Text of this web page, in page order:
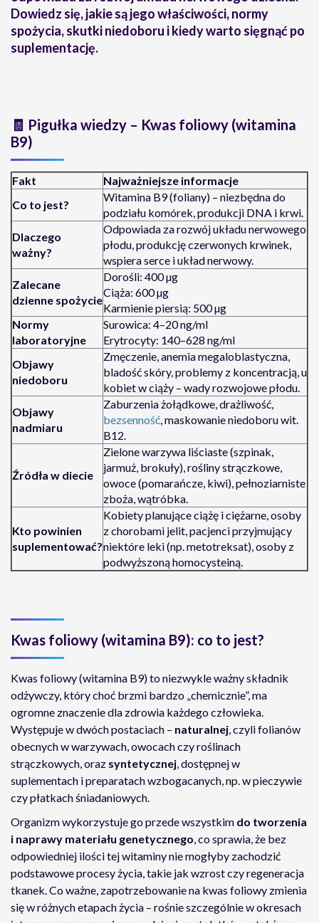
Dowiedz się, jakie są jego właściwości, normy
spożycia, skutki niedoboru i kiedy warto sięgnąć po
suplementację.
🧾 Pigułka wiedzy – Kwas foliowy (witamina
B9)
Fakt
Najważniejsze informacje
Co to jest?
Witamina B9 (foliany) – niezbędna do
podziału komórek, produkcji DNA i krwi.
Dlaczego
ważny?
Odpowiada za rozwój układu nerwowego
płodu, produkcję czerwonych krwinek,
wspiera serce i układ nerwowy.
Zalecane
dzienne spożycie
Dorośli: 400 µg
Ciąża: 600 µg
Karmienie piersią: 500 µg
Normy
laboratoryjne
Surowica: 4–20 ng/ml
Erytrocyty: 140–628 ng/ml
Objawy
niedoboru
Zmęczenie, anemia megaloblastyczna,
bladość skóry, problemy z koncentracją, u
kobiet w ciąży – wady rozwojowe płodu.
Objawy
nadmiaru
Zaburzenia żołądkowe, drażliwość,
bezsenność, maskowanie niedoboru wit.
B12.
Źródła w diecie
Zielone warzywa liściaste (szpinak,
jarmuż, brokuły), rośliny strączkowe,
owoce (pomarańcze, kiwi), pełnoziarniste
zboża, wątróbka.
Kto powinien
suplementować?
Kobiety planujące ciążę i ciężarne, osoby
z chorobami jelit, pacjenci przyjmujący
niektóre leki (np. metotreksat), osoby z
podwyższoną homocysteiną.
Kwas foliowy (witamina B9): co to jest?
Kwas foliowy (witamina B9) to niezwykle ważny składnik
odżywczy, który choć brzmi bardzo „chemicznie”, ma
ogromne znaczenie dla zdrowia każdego człowieka.
Występuje w dwóch postaciach – naturalnej, czyli folianów
obecnych w warzywach, owocach czy roślinach
strączkowych, oraz syntetycznej, dostępnej w
suplementach i preparatach wzbogacanych, np. w pieczywie
czy płatkach śniadaniowych.
Organizm wykorzystuje go przede wszystkim do tworzenia
i naprawy materiału genetycznego, co sprawia, że bez
odpowiedniej ilości tej witaminy nie mogłyby zachodzić
podstawowe procesy życia, takie jak wzrost czy regeneracja
tkanek. Co ważne, zapotrzebowanie na kwas foliowy zmienia
się w różnych etapach życia – rośnie szczególnie w okresach